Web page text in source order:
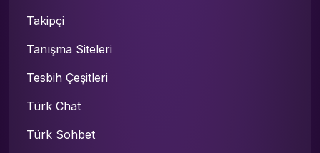
Takipçi
Tanışma Siteleri
Tesbih Çeşitleri
Türk Chat
Türk Sohbet